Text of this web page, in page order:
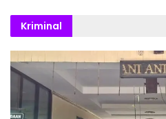
Kriminal